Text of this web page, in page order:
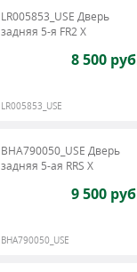
LR005853_USE Дверь
задняя 5-я FR2 X
8 500
LR005853_USE
BHA790050_USE Дверь
задняя 5-ая RRS X
9 500
BHA790050_USE